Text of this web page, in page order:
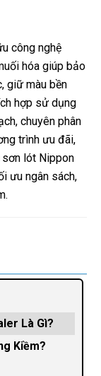
công nghệ
hóa giúp bảo
giữ màu bền
hợp sử dụng
chuyên phân
trình ưu đãi,
sơn lót Nippon
ưu ngân sách,
Là Gì?
Kiềm?